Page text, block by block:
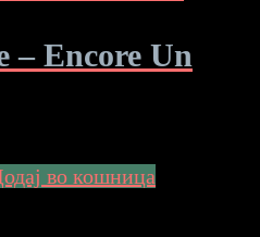
– Encore Un
во кошница